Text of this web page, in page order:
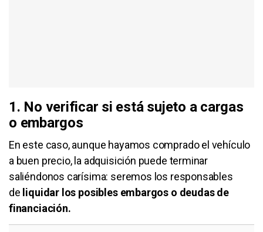
1. No verificar si está sujeto a cargas
o embargos
En este caso, aunque hayamos comprado el vehículo
a buen precio, la adquisición puede terminar
saliéndonos carísima: seremos los responsables
de liquidar los posibles embargos o deudas de
financiación.